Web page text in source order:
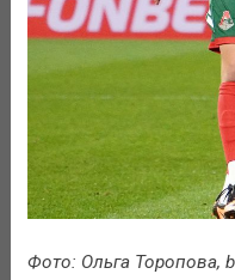
Фото: Ольга Торопова,